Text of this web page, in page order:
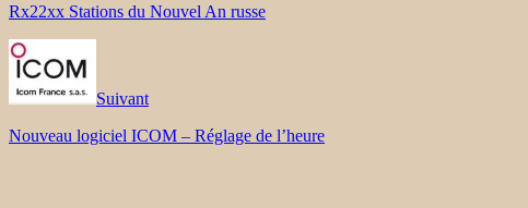
Rx22xx Stations du Nouvel An russe
Suivant
Nouveau logiciel ICOM – Réglage de l’heure